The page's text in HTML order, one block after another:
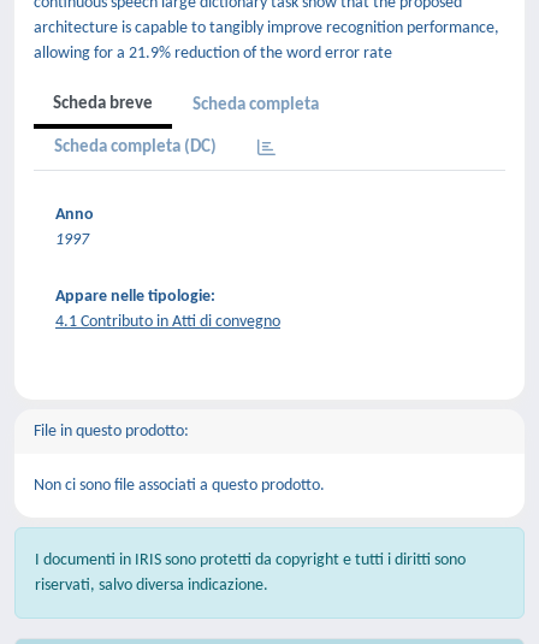
architecture is capable to tangibly improve recognition performance,
allowing for a 21.9% reduction of the word error rate
Scheda breve Scheda completa
Scheda completa (DC)
Anno
1997
Appare nelle tipologie:
4.1 Contributo in Atti di convegno
File in questo prodotto:
Non ci sono file associati a questo prodotto.
I documenti in IRIS sono protetti da copyright e tutti i diritti sono
riservati, salvo diversa indicazione.